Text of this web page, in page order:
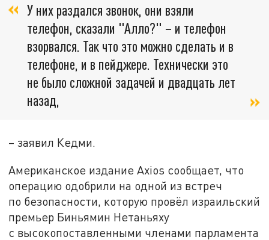
У них раздался звонок, они взяли
телефон, сказали "Алло?" – и телефон
взорвался. Так что это можно сделать и в
телефоне, и в пейджере. Технически это
не было сложной задачей и двадцать лет
назад,
– заявил Кедми.
Американское издание Axios сообщает, что
операцию одобрили на одной из встреч
по безопасности, которую провёл израильский
премьер Биньямин Нетаньяху
с высокопоставленными членами парламента